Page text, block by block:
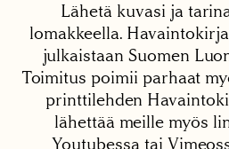
Lähetä kuvasi ja
lomakkeella.
julkaistaan Suomen
Toimitus poimii parhaat
printtilehden
lähettää meille myös
Youtubessa tai